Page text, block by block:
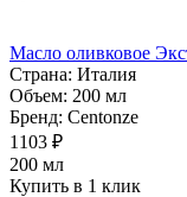
Масло оливковое
Страна: Италия
Объем: 200 мл
Бренд: Centonze
1103 ₽
200 мл
Купить в 1 клик